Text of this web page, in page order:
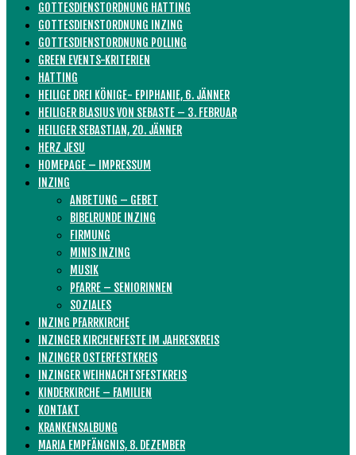
GOTTESDIENSTORDNUNG HATTING
GOTTESDIENSTORDNUNG INZING
GOTTESDIENSTORDNUNG POLLING
GREEN EVENTS-KRITERIEN
HATTING
HEILIGE DREI KÖNIGE- EPIPHANIE, 6. JÄNNER
HEILIGER BLASIUS VON SEBASTE – 3. FEBRUAR
HEILIGER SEBASTIAN, 20. JÄNNER
HERZ JESU
HOMEPAGE – IMPRESSUM
INZING
ANBETUNG – GEBET
BIBELRUNDE INZING
FIRMUNG
MINIS INZING
MUSIK
PFARRE – SENIORINNEN
SOZIALES
INZING PFARRKIRCHE
INZINGER KIRCHENFESTE IM JAHRESKREIS
INZINGER OSTERFESTKREIS
INZINGER WEIHNACHTSFESTKREIS
KINDERKIRCHE – FAMILIEN
KONTAKT
KRANKENSALBUNG
MARIA EMPFÄNGNIS, 8. DEZEMBER